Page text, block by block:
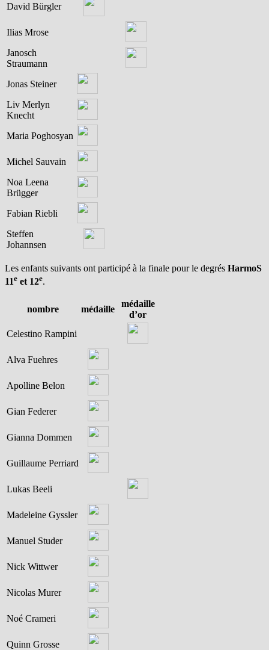
David Bürgler
Ilias Mrose
Janosch
Straumann
Jonas Steiner
Liv Merlyn
Knecht
Maria Poghosyan
Michel Sauvain
Noa Leena
Brügger
Fabian Riebli
Steffen
Johannsen
Les enfants suivants ont participé à la finale pour le degrés HarmoS
11e et 12e.
nombre médaille
médaille
d’or
Celestino Rampini
Alva Fuehres
Apolline Belon
Gian Federer
Gianna Dommen
Guillaume Perriard
Lukas Beeli
Madeleine Gyssler
Manuel Studer
Nick Wittwer
Nicolas Murer
Noé Crameri
Quinn Grosse